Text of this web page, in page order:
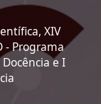
XIV
- Programa
e I